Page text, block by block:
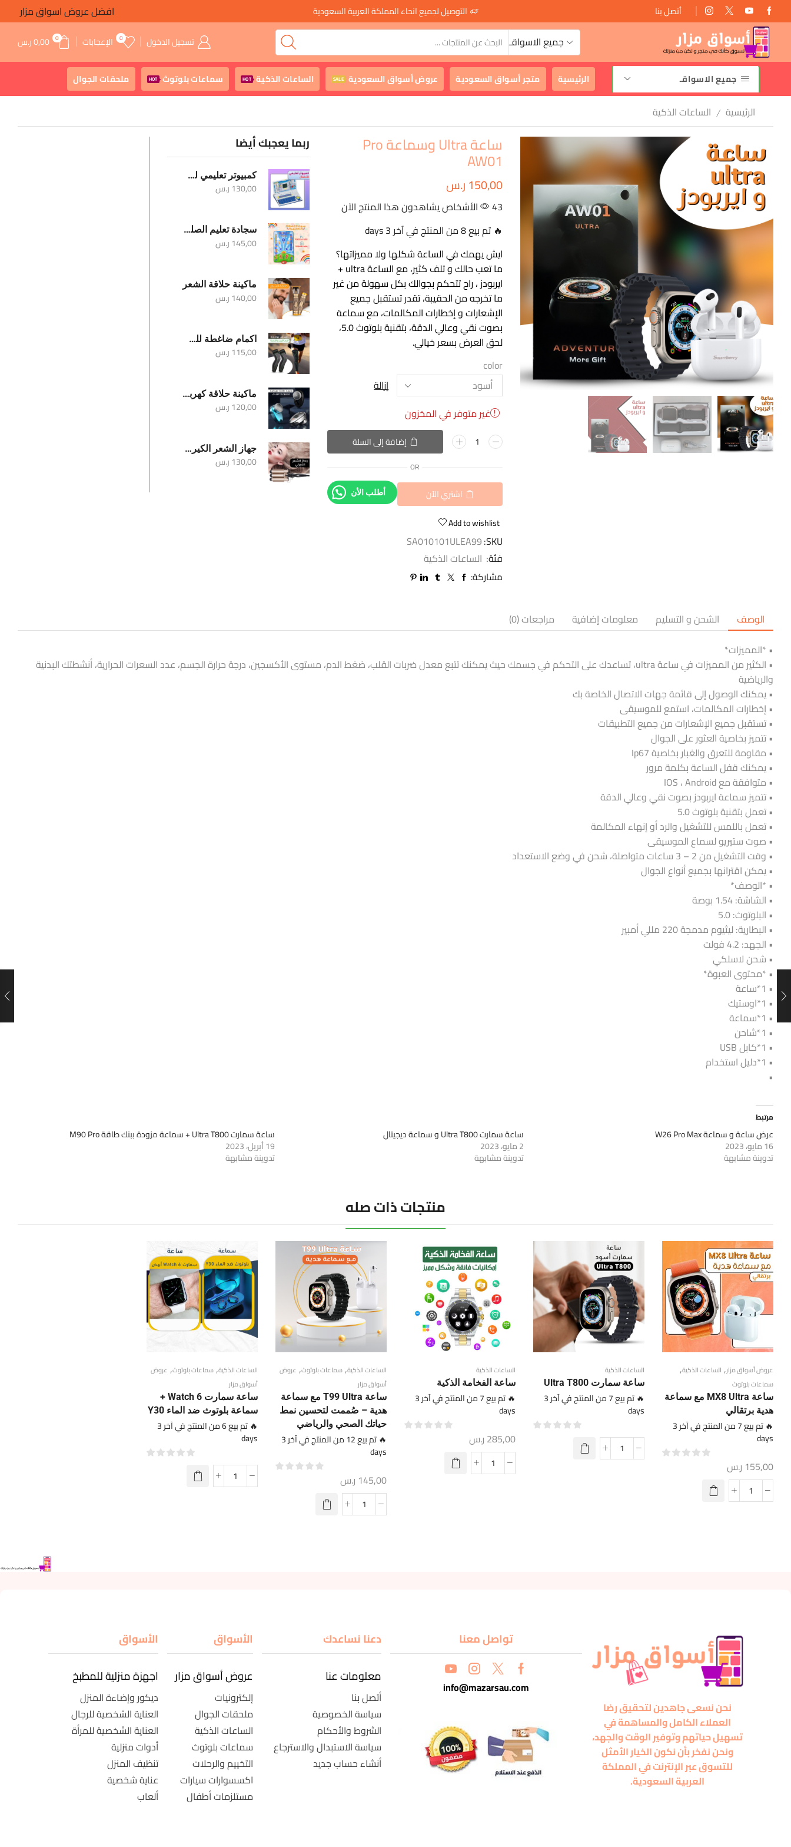
أتصل بنا
توصيل سريع وأمان 2-3 أيام التوصيل لجميع انحاء المملكة العربية السعودية
افضل عروض اسواق مزار
جميع الاسواقـ
تسجيل الدخول 0 الإعجابات 0
0,00ر.س
جميع الاسواقـ الرئيسية متجر أسواق السعودية عروض أسواق السعودية SALE الساعات الذكية HOT سماعات بلوتوث HOT ملحقات الجوال
الرئيسية / الساعات الذكية
ساعة Ultra وسماعة Pro
AW01
150,00ر.س
43 الأشخاص يشاهدون هذا المنتج الآن
🔥 تم بيع 8 من المنتج في آخر 3 days
ايش يهمك في الساعة شكلها ولا مميزاتها؟
ما تعب حالك و تلف كثير، مع الساعة ultra +
ايربودز ، راح تتحكم بجوالك بكل سهولة من غير
ما تخرجه من الحقيبة، تقدر تستقبل جميع
الإشعارات و إخطارات المكالمات، مع سماعة
بصوت نقي وعالي الدقة، بتقنية بلوتوث 5.0،
لحق العرض بسعر خيالي.
color
إزالة
غير متوفر في المخزون
إضافة إلى السلة
OR
اشتري الآن أطلب الأن
Add to wishlist
SKU:
SA010101ULEA99
فئة: الساعات الذكية
مشاركة:
ربما يعجبك أيضا
كمبيوتر تعليمي للأطفال
130,00ر.س
سجادة تعليم الصلوات الخمس والوضوء
145,00ر.س
ماكينة حلاقة الشعر
140,00ر.س
اكمام ضاغطة للساقين والركبة
115,00ر.س
ماكينة حلاقة كهربائية محمولة للرجال
120,00ر.س
جهاز الشعر الكيرلي
130,00ر.س
الوصف الشحن و التسليم معلومات إضافية
مراجعات (0)
• *المميزات*
• الكثير من المميزات في ساعة ultra، تساعدك على التحكم في جسمك حيث يمكنك تتبع معدل ضربات القلب، ضغط الدم، مستوى الأكسجين، درجة حرارة الجسم، عدد السعرات الحرارية، أنشطتك البدنية
والرياضية
• يمكنك الوصول إلى قائمة جهات الاتصال الخاصة بك
• إخطارات المكالمات، استمع للموسيقى
• تستقبل جميع الإشعارات من جميع التطبيقات
• تتميز بخاصية العثور على الجوال
• مقاومة للتعرق والغبار بخاصية Ip67
• يمكنك قفل الساعة بكلمة مرور
• متوافقة مع IOS ، Android
• تتميز سماعة ايربودز بصوت نقي وعالي الدقة
• تعمل بتقنية بلوتوث 5.0
• تعمل باللمس للتشغيل والرد أو إنهاء المكالمة
• صوت ستيريو لسماع الموسيقى
• وقت التشغيل من 2 – 3 ساعات متواصلة، شحن في وضع الاستعداد
• يمكن اقترانها بجميع أنواع الجوال
• *الوصف*
• الشاشة: 1.54 بوصة
• البلوتوث: 5.0
• البطارية: ليثيوم مدمجة 220 مللي أمبير
• الجهد: 4.2 فولت
• شحن لاسلكي
• *محتوى العبوة*
• 1*ساعة
• 1*اوستيك
• 1*سماعة
• 1*شاحن
• 1*كابل USB
• 1*دليل استخدام
•
مرتبط
عرض ساعة و سماعة W26 Pro Max
16 مايو، 2023
تدوينة مشابهة
ساعة سمارت Ultra T800 و سماعة ديجيتال
2 مايو، 2023
تدوينة مشابهة
ساعة سمارت Ultra T800 + سماعة مزودة ببنك طاقة M90 Pro
19 أبريل، 2023
تدوينة مشابهة
منتجات ذات صله
عروض أسواق مزار, الساعات الذكية,
سماعات بلوتوث
ساعة MX8 Ultra مع سماعة
هدية برتقالي
🔥 تم بيع 7 من المنتج في آخر 3
days
155,00 ر.س
الساعات الذكية
ساعة سمارت Ultra T800
🔥 تم بيع 7 من المنتج في آخر 3
days
الساعات الذكية
ساعة الفخامة الذكية
🔥 تم بيع 7 من المنتج في آخر 3
days
285,00 ر.س
الساعات الذكية, سماعات بلوتوث, عروض
أسواق مزار
ساعة T99 Ultra مع سماعة
هدية – صُممت لتحسين نمط
حياتك الصحي والرياضي
🔥 تم بيع 12 من المنتج في آخر 3
days
145,00 ر.س
الساعات الذكية, سماعات بلوتوث, عروض
أسواق مزار
ساعة سمارت Watch 6 +
سماعة بلوتوث ضد الماء Y30
🔥 تم بيع 6 من المنتج في آخر 3
days
نحن نسعى جاهدين لتحقيق رضا
العملاء الكامل والمساهمة في
تسهيل حياتهم وتوفير الوقت والجهد،
ونحن نفخر بأن نكون الخيار الأمثل
للتسوق عبر الإنترنت في المملكة
العربية السعودية.
تواصل معنا
info@mazarsau.com
دعنا نساعدك
معلومات عنا
أتصل بنا
سياسة الخصوصية
الشروط والأحكام
سياسة الاستبدال والاسترجاع
أنشاء حساب جديد
الأسواق
عروض أسواق مزار
إلكترونيات
ملحقات الجوال
الساعات الذكية
سماعات بلوتوث
التخييم والرحلات
اكسسوارات سيارات
مستلزمات أطفال
الأسواق
اجهزة منزلية للمطبخ
ديكور وإضاءة المنزل
العناية الشخصية للرجال
العناية الشخصية للمرأة
أدوات منزلية
تنظيف المنزل
عناية شخصية
ألعاب